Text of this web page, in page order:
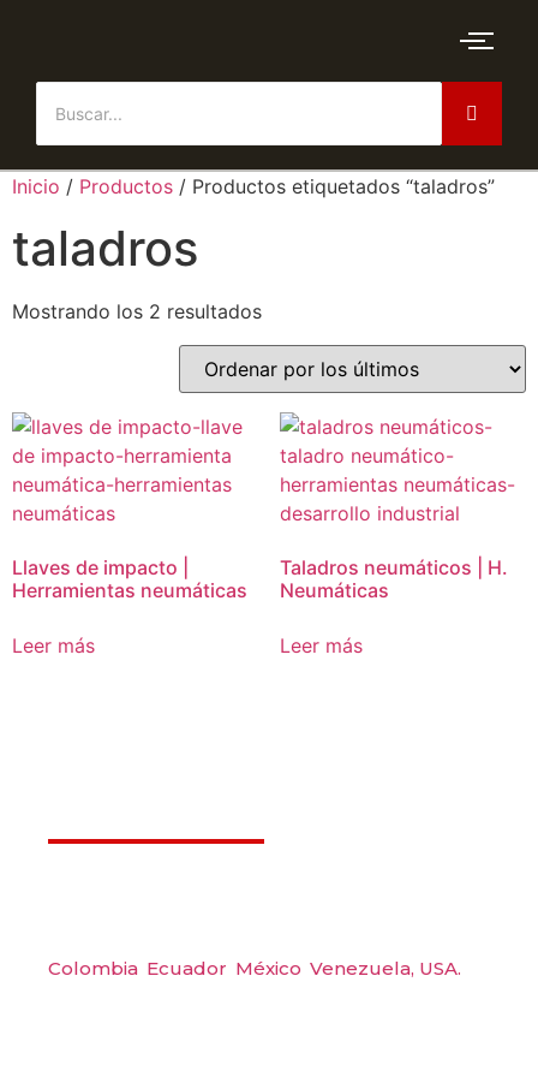
Inicio / Productos / Productos etiquetados “taladros”
taladros
Mostrando los 2 resultados
Llaves de impacto |
Herramientas neumáticas
Leer más
Taladros neumáticos | H.
Neumáticas
Leer más
Colombia Ecuador México Venezuela, USA.